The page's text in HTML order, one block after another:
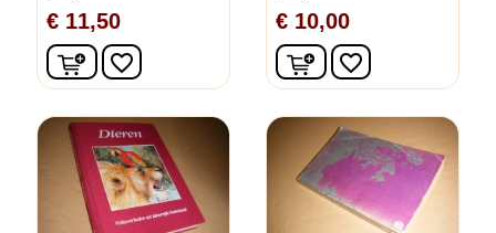
€ 11,50
In winkelwagen
favorite_border
€ 10,00
In winkelwagen
favorite_border